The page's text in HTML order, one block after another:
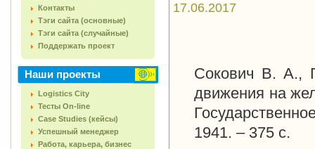
Контакты
Тэги сайта (основные)
Тэги сайта (случайные)
Поддержать проект
Наши проекты
Logistics City
Тесты On-line
Case Studies (кейсы)
Успешный менеджер
Работа, карьера, бизнес
17.06.2017
Сокович В. А.,
движения на
1941. – 375 с.